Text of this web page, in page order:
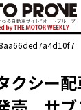
シー配